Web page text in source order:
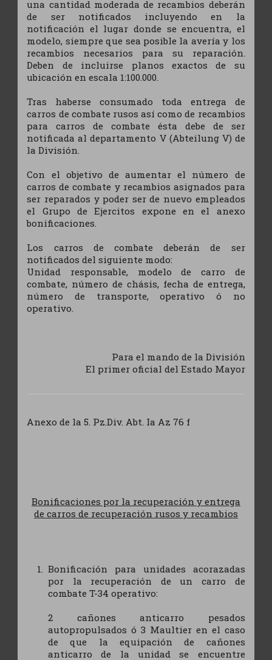
una cantidad moderada de recambios deberán
de ser notificados incluyendo en la
notificación el lugar donde se encuentra, el
modelo, siempre que sea posible la avería y los
recambios necesarios para su reparación.
Deben de incluirse planos exactos de su
ubicación en escala 1:100.000.
Tras haberse consumado toda entrega de
carros de combate rusos así como de recambios
para carros de combate ésta debe de ser
notificada al departamento V (Abteilung V) de
la División.
Con el objetivo de aumentar el número de
carros de combate y recambios asignados para
ser reparados y poder ser de nuevo empleados
el Grupo de Ejercitos expone en el anexo
bonificaciones.
Los carros de combate deberán de ser
notificados del siguiente modo:
Unidad responsable, modelo de carro de
combate, número de chásis, fecha de entrega,
número de transporte, operativo ó no
operativo.
Para el mando de la División
El primer oficial del Estado Mayor
Anexo de la 5. Pz.Div. Abt. Ia Az 76 f
Bonificaciones por la recuperación y entrega
de carros de recuperación rusos y recambios
Bonificación para unidades acorazadas
por la recuperación de un carro de
combate T-34 operativo:
2 cañones anticarro pesados
autopropulsados ó 3 Maultier en el caso
de que la equipación de cañones
anticarro de la unidad se encuentre